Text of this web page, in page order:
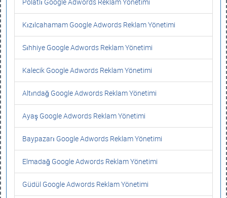
Kızılcahamam Google Adwords Reklam Yönetimi
Sıhhiye Google Adwords Reklam Yönetimi
Kalecik Google Adwords Reklam Yönetimi
Altındağ Google Adwords Reklam Yönetimi
Ayaş Google Adwords Reklam Yönetimi
Baypazarı Google Adwords Reklam Yönetimi
Elmadağ Google Adwords Reklam Yönetimi
Güdül Google Adwords Reklam Yönetimi